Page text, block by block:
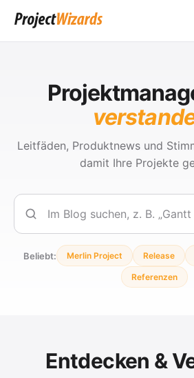
Leitfäden, Produktnews und
damit Ihre Projekte
Suchen
Beliebt: Merlin Project Release
Referenzen
Entdecken &